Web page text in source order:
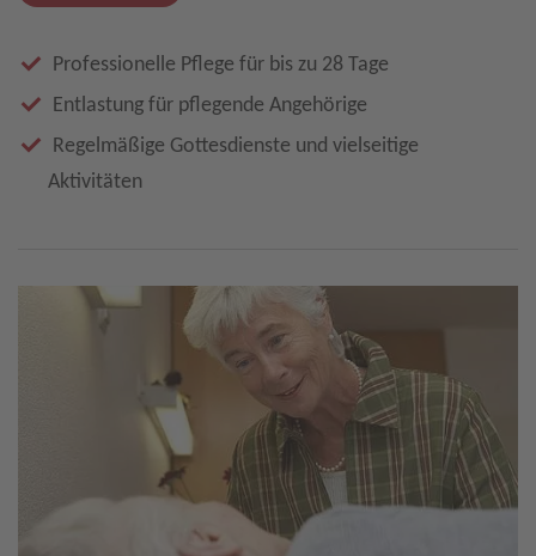
Professionelle Pflege für bis zu 28 Tage
Entlastung für pflegende Angehörige
Regelmäßige Gottesdienste und vielseitige
Aktivitäten